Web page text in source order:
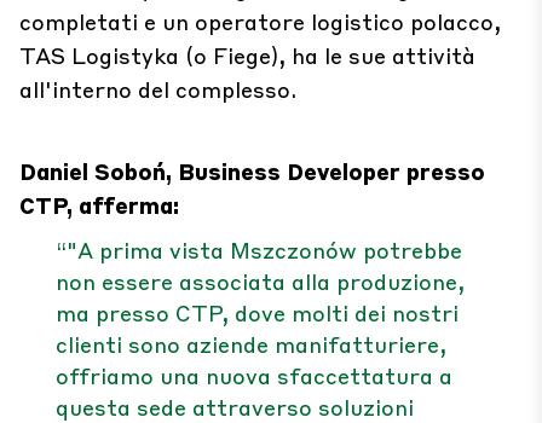
completati e un operatore logistico polacco,
TAS Logistyka (o Fiege), ha le sue attività
all'interno del complesso.
Daniel Soboń, Business Developer presso
CTP, afferma:
“"A prima vista Mszczonów potrebbe
non essere associata alla produzione,
ma presso CTP, dove molti dei nostri
clienti sono aziende manifatturiere,
offriamo una nuova sfaccettatura a
questa sede attraverso soluzioni